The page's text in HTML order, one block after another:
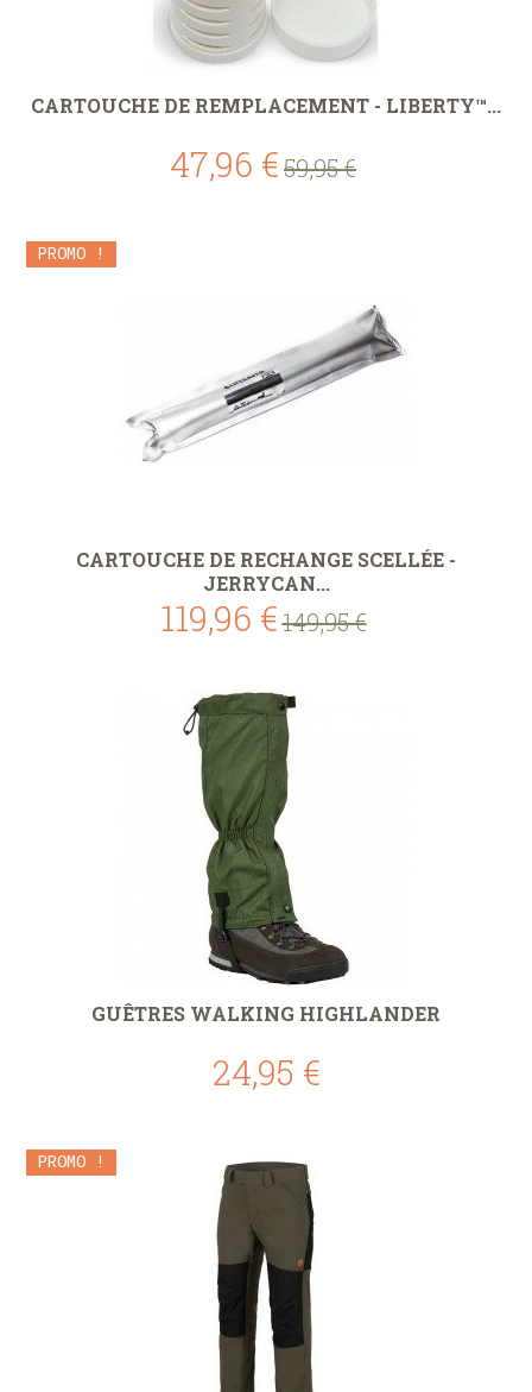
CARTOUCHE DE REMPLACEMENT - LIBERTY™...
47,96 €59,95 €
PROMO !
CARTOUCHE DE RECHANGE SCELLÉE -
JERRYCAN...
119,96 €149,95 €
GUÊTRES WALKING HIGHLANDER
24,95 €
PROMO !